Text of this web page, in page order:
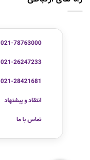
021-78763000
021-26247233
021-28421681
انتقاد و پیشنهاد
تماس با ما